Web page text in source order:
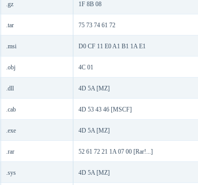
.gz 1F 8B 08
.tar 75 73 74 61 72
.msi D0 CF 11 E0 A1 B1 1A E1
.obj 4C 01
.dll 4D 5A [MZ]
.cab 4D 53 43 46 [MSCF]
.exe 4D 5A [MZ]
.rar 52 61 72 21 1A 07 00 [Rar!...]
.sys 4D 5A [MZ]